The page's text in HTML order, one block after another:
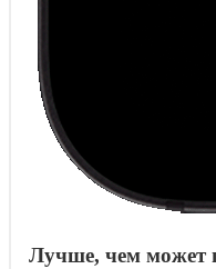
Лучше, чем может